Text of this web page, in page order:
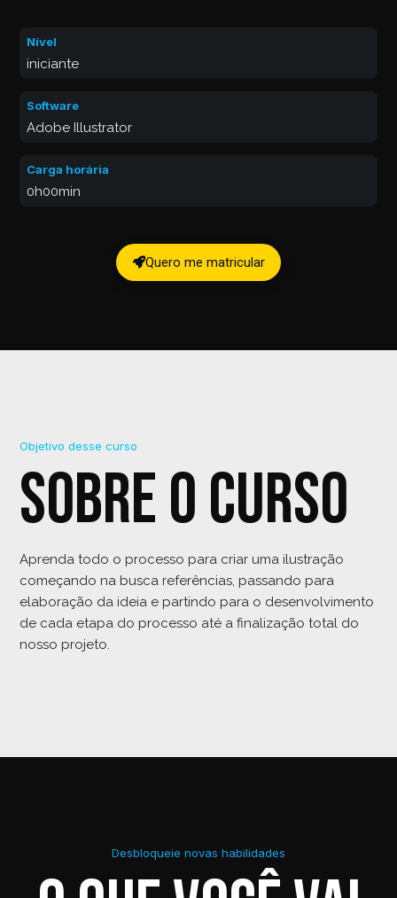
Nível
iniciante
Software
Adobe Illustrator
Carga horária
0h00min
Quero me matricular
Objetivo desse curso
Sobre o curso
Aprenda todo o processo para criar uma ilustração
começando na busca referências, passando para
elaboração da ideia e partindo para o desenvolvimento
de cada etapa do processo até a finalização total do
nosso projeto.
Desbloqueie novas habilidades